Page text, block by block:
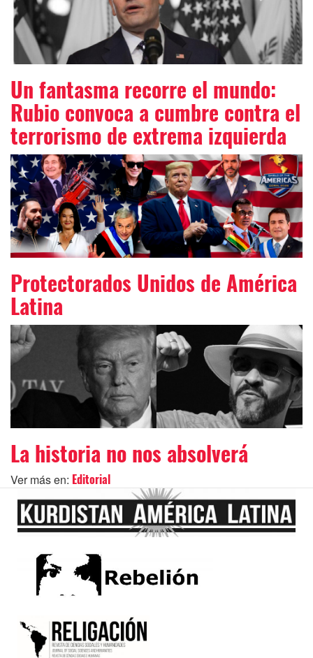
Un fantasma recorre el mundo:
Rubio convoca a cumbre contra el
terrorismo de extrema izquierda
Protectorados Unidos de América
Latina
La historia no nos absolverá
Ver más en: Editorial